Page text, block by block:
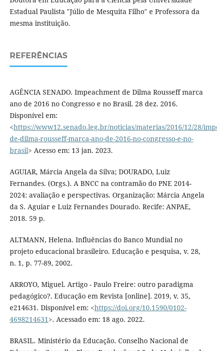
Estadual Paulista "Júlio de Mesquita Filho" e Professora da
mesma instituição.
REFERÊNCIAS
AGÊNCIA SENADO. Impeachment de Dilma Rousseff marca
ano de 2016 no Congresso e no Brasil. 28 dez. 2016.
Disponível em:
<https://www12.senado.leg.br/noticias/materias/2016/12/28/
de-dilma-rousseff-marca-ano-de-2016-no-congresso-e-no-
brasil> Acesso em: 13 jan. 2023.
AGUIAR, Márcia Angela da Silva; DOURADO, Luiz
Fernandes. (Orgs.). A BNCC na contramão do PNE 2014-
2024: avaliação e perspectivas. Organização: Márcia Angela
da S. Aguiar e Luiz Fernandes Dourado. Recife: ANPAE,
2018. 59 p.
ALTMANN, Helena. Influências do Banco Mundial no
projeto educacional brasileiro. Educação e pesquisa, v. 28,
n. 1, p. 77-89, 2002.
ARROYO, Miguel. Artigo - Paulo Freire: outro paradigma
pedagógico?. Educação em Revista [online]. 2019, v. 35,
e214631. Disponível em: <https://doi.org/10.1590/0102-
4698214631>. Acessado em: 18 ago. 2022.
BRASIL. Ministério da Educação. Conselho Nacional de